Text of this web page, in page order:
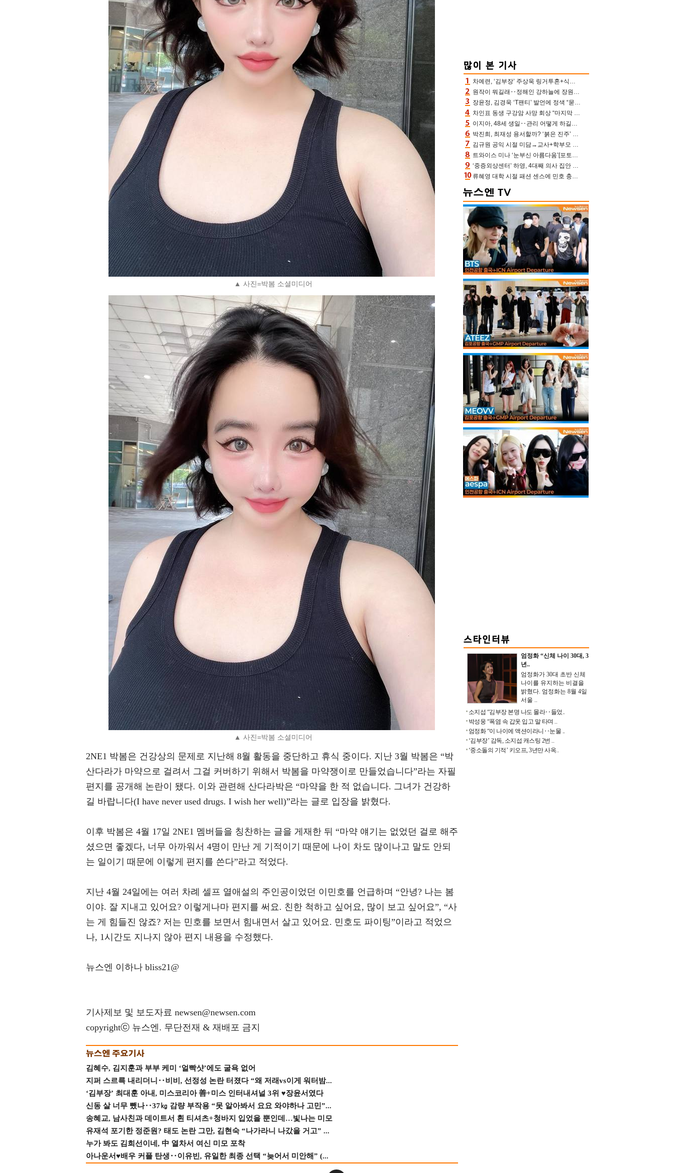
▲ 사진=박봄 소셜미디어
▲ 사진=박봄 소셜미디어
2NE1 박봄은 건강상의 문제로 지난해 8월 활동을 중단하고 휴식 중이다. 지난 3월 박봄은 “박
산다라가 마약으로 걸려서 그걸 커버하기 위해서 박봄을 마약쟁이로 만들었습니다”라는 자필
편지를 공개해 논란이 됐다. 이와 관련해 산다라박은 “마약을 한 적 없습니다. 그녀가 건강하
길 바랍니다(I have never used drugs. I wish her well)”라는 글로 입장을 밝혔다.
이후 박봄은 4월 17일 2NE1 멤버들을 칭찬하는 글을 게재한 뒤 “마약 얘기는 없었던 걸로 해주
셨으면 좋겠다, 너무 아까워서 4명이 만난 게 기적이기 때문에 나이 차도 많이나고 말도 안되
는 일이기 때문에 이렇게 편지를 쓴다”라고 적었다.
지난 4월 24일에는 여러 차례 셀프 열애설의 주인공이었던 이민호를 언급하며 “안녕? 나는 봄
이야. 잘 지내고 있어요? 이렇게나마 편지를 써요. 친한 척하고 싶어요, 많이 보고 싶어요”, “사
는 게 힘들진 않죠? 저는 민호를 보면서 힘내면서 살고 있어요. 민호도 파이팅”이라고 적었으
나, 1시간도 지나지 않아 편지 내용을 수정했다.
뉴스엔 이하나 bliss21@
기사제보 및 보도자료 newsen@newsen.com
copyrightⓒ 뉴스엔. 무단전재 & 재배포 금지
김혜수, 김지훈과 부부 케미 ‘얼빡샷’에도 굴욕 없어
지퍼 스르륵 내리더니‥비비, 선정성 논란 터졌다 “왜 저래vs이게 워터밤...
‘김부장’ 최대훈 아내, 미스코리아 善+미스 인터내셔널 3위 ♥장윤서였다
신동 살 너무 뺐나‥37㎏ 감량 부작용 “못 알아봐서 요요 와야하나 고민”...
송혜교, 남사친과 데이트서 흰 티셔츠+청바지 입었을 뿐인데…빛나는 미모
유재석 포기한 정준원? 태도 논란 그만, 김현숙 “나가라니 나갔을 거고” ...
누가 봐도 김희선이네, 中 열차서 여신 미모 포착
아나운서♥배우 커플 탄생‥이유빈, 유일한 최종 선택 “늦어서 미안해” (...
차예련, ‘김부장’ 주상욱 링거투혼+식스팩 비화 “옷 벗는데 아저씨는 안 된다고”(차장금)
원작이 뭐길래‥정해인 강하늘에 장원영까지 참여한 이 영화
장윤정, 김경욱 ‘T팬티’ 발언에 정색 “묻지 않았는데, 그것도 성희롱”(장공장)
차인표 동생 구강암 사망 회상 “마지막 순간 동생 손 잡아준 신애라, 두고두고 고마워” (신애라이프)
이지아, 48세 생일‥관리 어떻게 하길래 놀라운 동안 미모
박진희, 최재성 용서할까? ‘붉은 진주’ 오늘(7일) 결말 나온다
김규원 공익 시절 미담→교사+학부모 추가 미담 속출 “휠체어 탄 아이와 산책도”[종합]
트와이스 미나 ‘눈부신 아름다움’[포토엔HD]
‘중증외상센터’ 하영, 4대째 의사 집안 인증 “증조부, 고종 황제 진료”(옥문아)[어제TV]
류혜영 대학 시절 패션 센스에 민호 충격 “레몬색 레깅스에 다리 없는 줄”(나혼산)
엄정화 “신체 나이 30대, 3
년..
엄정화가 30대 초반 신체
나이를 유지하는 비결을
밝혔다. 엄정화는 8월 4일
서울 ..
소지섭 “김부장 본명 나도 몰라‥들었..
박성웅 “폭염 속 갑옷 입고 말 타며 ..
엄정화 “이 나이에 액션이라니‥눈물 ..
‘김부장’ 감독, 소지섭 캐스팅 2번 ..
‘중소돌의 기적’ 키오프, 3년만 사옥..